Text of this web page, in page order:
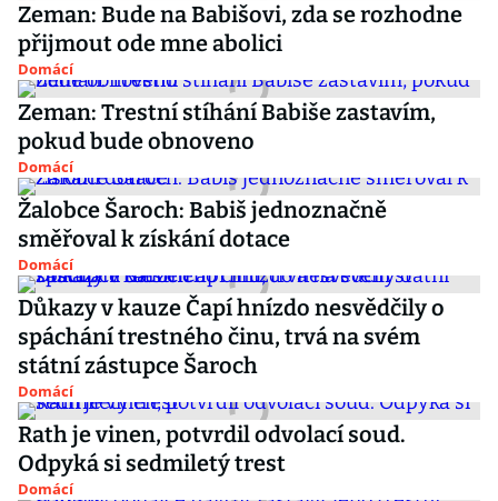
Zeman: Bude na Babišovi, zda se rozhodne
přijmout ode mne abolici
Domácí
Zeman: Trestní stíhání Babiše zastavím,
pokud bude obnoveno
Domácí
Žalobce Šaroch: Babiš jednoznačně
směřoval k získání dotace
Domácí
Důkazy v kauze Čapí hnízdo nesvědčily o
spáchání trestného činu, trvá na svém
státní zástupce Šaroch
Domácí
Rath je vinen, potvrdil odvolací soud.
Odpyká si sedmiletý trest
Domácí